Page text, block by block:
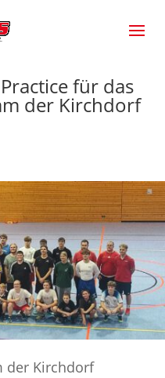
für das
der Kirchdorf
der Kirchdorf